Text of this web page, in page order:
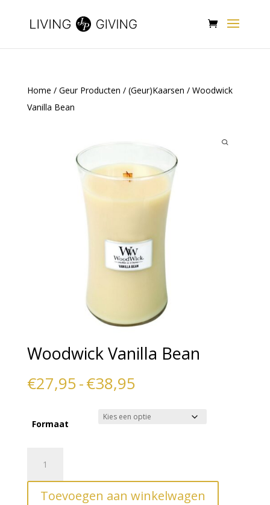
Home / Geur Producten / (Geur)Kaarsen / Woodwick
Vanilla Bean
Woodwick Vanilla Bean
€27,95-€38,95Prijsklasse:
tot
Formaat
BeanToevoegen aan winkelwagen